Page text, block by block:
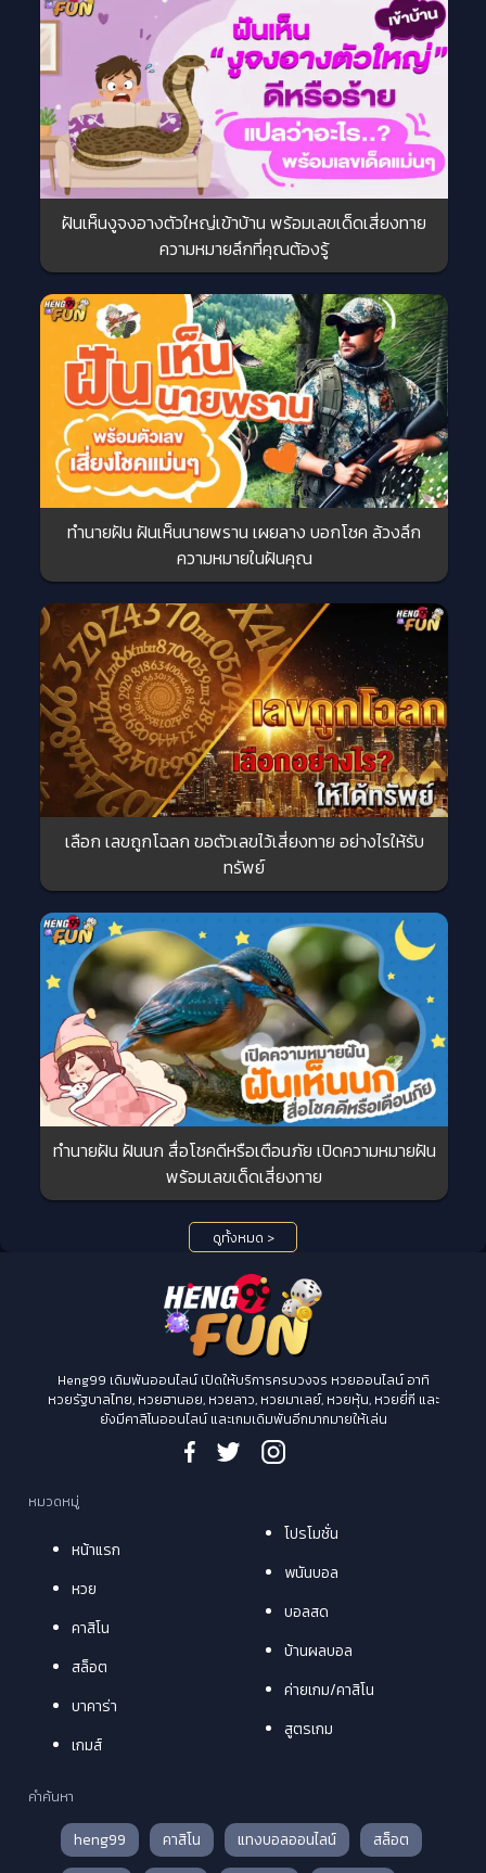
ฝันเห็นงูจงอางตัวใหญ่เข้าบ้าน พร้อมเลขเด็ดเสี่ยงทาย
ความหมายลึกที่คุณต้องรู้
ทำนายฝัน ฝันเห็นนายพราน เผยลาง บอกโชค ล้วงลึก
ความหมายในฝันคุณ
เลือก เลขถูกโฉลก ขอตัวเลขไว้เสี่ยงทาย อย่างไรให้รับ
ทรัพย์
ทำนายฝัน ฝันนก สื่อโชคดีหรือเตือนภัย เปิดความหมายฝัน
พร้อมเลขเด็ดเสี่ยงทาย
ดูทั้งหมด >
Heng99 เดิมพันออนไลน์ เปิดให้บริการครบวงจร หวยออนไลน์ อาทิ
หวยรัฐบาลไทย, หวยฮานอย, หวยลาว, หวยมาเลย์, หวยหุ้น, หวยยี่กี และ
ยังมีคาสิโนออนไลน์ และเกมเดิมพันอีกมากมายให้เล่น
หมวดหมู่
หน้าแรก
หวย
คาสิโน
สล็อต
บาคาร่า
เกมส์
โปรโมชั่น
พนันบอล
บอลสด
บ้านผลบอล
ค่ายเกม/คาสิโน
สูตรเกม
คำค้นหา
heng99 คาสิโน แทงบอลออนไลน์
สล็อต